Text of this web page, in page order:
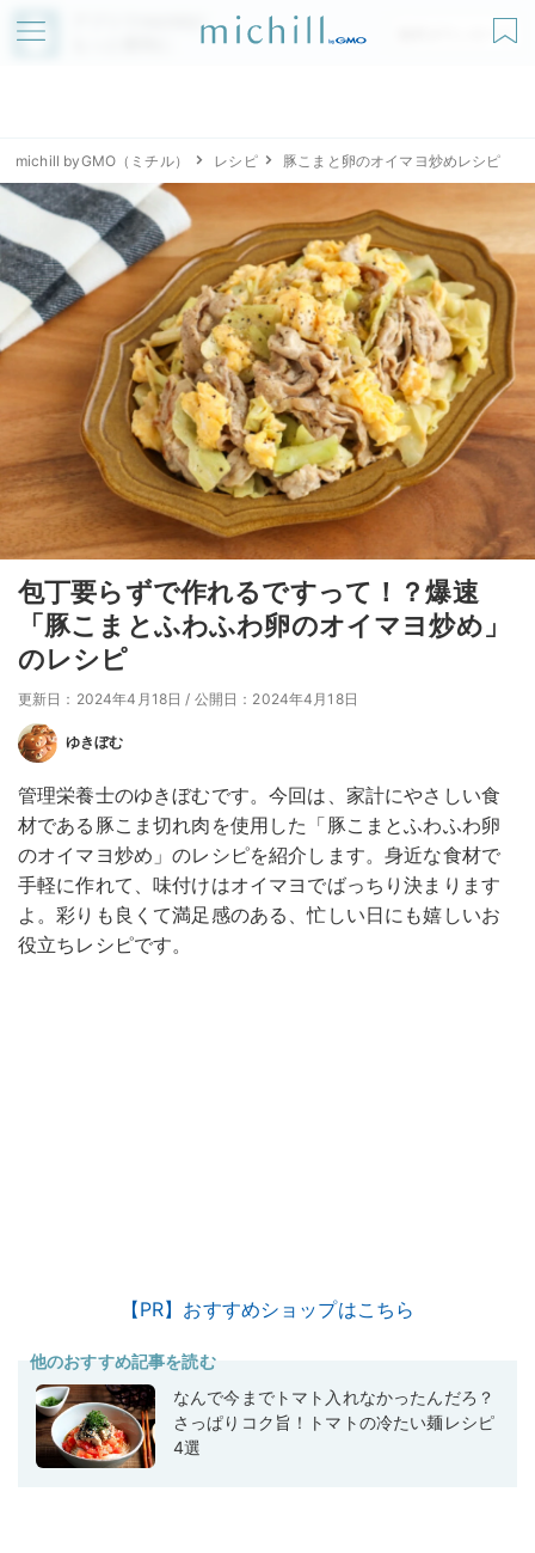
アプリでmichillが
無料ダウンロード
michill byGMO（ミチル） レシピ 豚こまと卵のオイマヨ炒めレシピ
包丁要らずで作れるですって！？爆速
「豚こまとふわふわ卵のオイマヨ炒め」
のレシピ
更新日：2024年4月18日 / 公開日：2024年4月18日
ゆきぼむ
管理栄養士のゆきぼむです。今回は、家計にやさしい食
材である豚こま切れ肉を使用した「豚こまとふわふわ卵
のオイマヨ炒め」のレシピを紹介します。身近な食材で
手軽に作れて、味付けはオイマヨでばっちり決まります
よ。彩りも良くて満足感のある、忙しい日にも嬉しいお
役立ちレシピです。
【PR】おすすめショップはこちら
他のおすすめ記事を読む
なんで今までトマト入れなかったんだろ？
さっぱりコク旨！トマトの冷たい麺レシピ
4選